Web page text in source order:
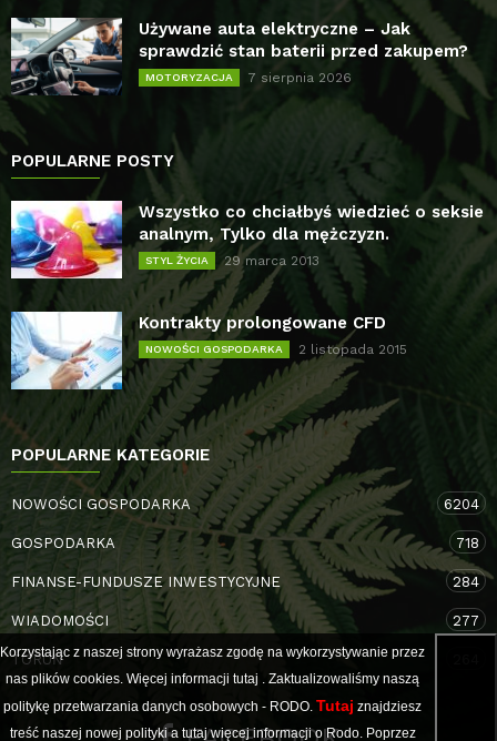
Używane auta elektryczne – Jak
sprawdzić stan baterii przed zakupem?
MOTORYZACJA 7 sierpnia 2026
POPULARNE POSTY
Wszystko co chciałbyś wiedzieć o seksie
analnym, Tylko dla mężczyzn.
STYL ŻYCIA 29 marca 2013
Kontrakty prolongowane CFD
NOWOŚCI GOSPODARKA 2 listopada 2015
POPULARNE KATEGORIE
NOWOŚCI GOSPODARKA 6204
GOSPODARKA 718
FINANSE-FUNDUSZE INWESTYCYJNE 284
WIADOMOŚCI 277
TORUŃ
Korzystając z naszej strony wyrażasz zgodę na wykorzystywanie przez
nas plików cookies. Więcej informacji tutaj . Zaktualizowaliśmy naszą
politykę przetwarzania danych osobowych - RODO. Tutaj znajdziesz
treść naszej nowej polityki a tutajwięcej informacji o Rodo. Poprzez